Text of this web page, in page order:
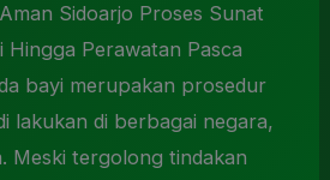
Sidoarjo Proses Sunat
Hingga Perawatan Pasca
bayi merupakan prosedur
lakukan di berbagai negara,
Meski tergolong tindakan